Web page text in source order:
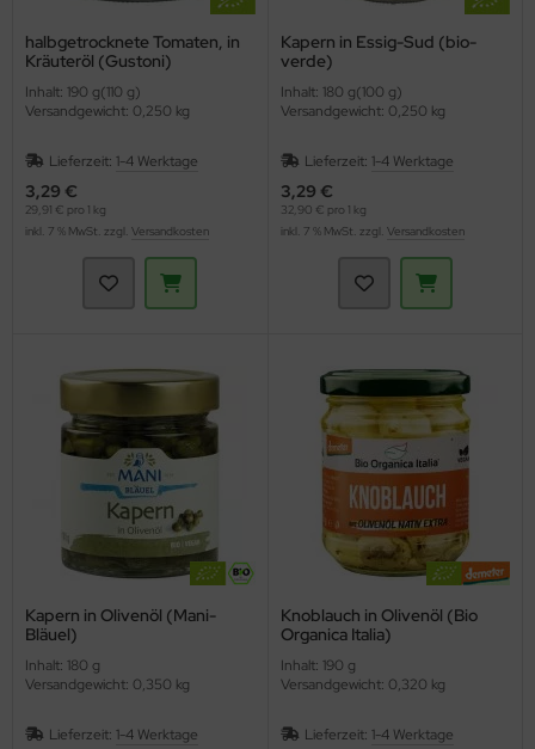
halbgetrocknete Tomaten, in
Kräuteröl (Gustoni)
Inhalt: 190 g(110 g)
Versandgewicht: 0,250 kg
Lieferzeit: 1-4 Werktage
3,29 €
29,91 € pro 1 kg
inkl. 7 % MwSt. zzgl. Versandkosten
Kapern in Essig-Sud (bio-
verde)
Inhalt: 180 g(100 g)
Versandgewicht: 0,250 kg
Lieferzeit: 1-4 Werktage
3,29 €
32,90 € pro 1 kg
inkl. 7 % MwSt. zzgl. Versandkosten
Kapern in Olivenöl (Mani-
Bläuel)
Inhalt: 180 g
Versandgewicht: 0,350 kg
Lieferzeit: 1-4 Werktage
Knoblauch in Olivenöl (Bio
Organica Italia)
Inhalt: 190 g
Versandgewicht: 0,320 kg
Lieferzeit: 1-4 Werktage